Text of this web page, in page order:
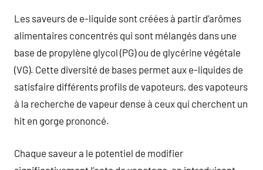
Les saveurs de e-liquide sont créées à partir d’arômes
alimentaires concentrés qui sont mélangés dans une
base de propylène glycol (PG) ou de glycérine végétale
(VG). Cette diversité de bases permet aux e-liquides de
satisfaire différents profils de vapoteurs, des vapoteurs
à la recherche de vapeur dense à ceux qui cherchent un
hit en gorge prononcé.
Chaque saveur a le potentiel de modifier